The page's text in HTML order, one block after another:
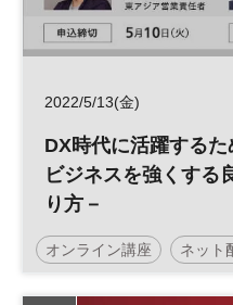
2022/5/13(金)
DX時代に活躍する
ビジネスを強くする
り方－
／一般社団法人UXイ
日経ビジネススクー
オンライン講座 ネット
日経ビジネススクール